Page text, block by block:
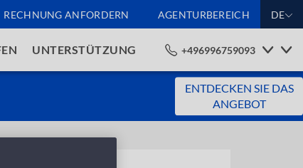
RECHNUNG ANFORDERN AGENTURBEREICH DE
UNTERSTÜTZUNG +496996759093
ENTDECKEN SIE DAS
ANGEBOT